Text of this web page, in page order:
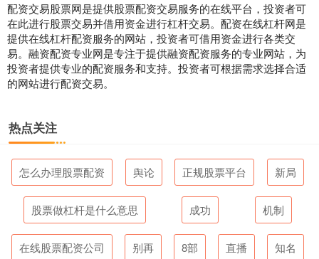
配资交易股票网是提供股票配资交易服务的在线平台，投资者可
在此进行股票交易并借用资金进行杠杆交易。配资在线杠杆网是
提供在线杠杆配资服务的网站，投资者可借用资金进行各类交
易。融资配资专业网是专注于提供融资配资服务的专业网站，为
投资者提供专业的配资服务和支持。投资者可根据需求选择合适
的网站进行配资交易。
热点关注
怎么办理股票配资 舆论 正规股票平台 新局
股票做杠杆是什么意思 成功 机制
在线股票配资公司 别再 8部 直播 知名